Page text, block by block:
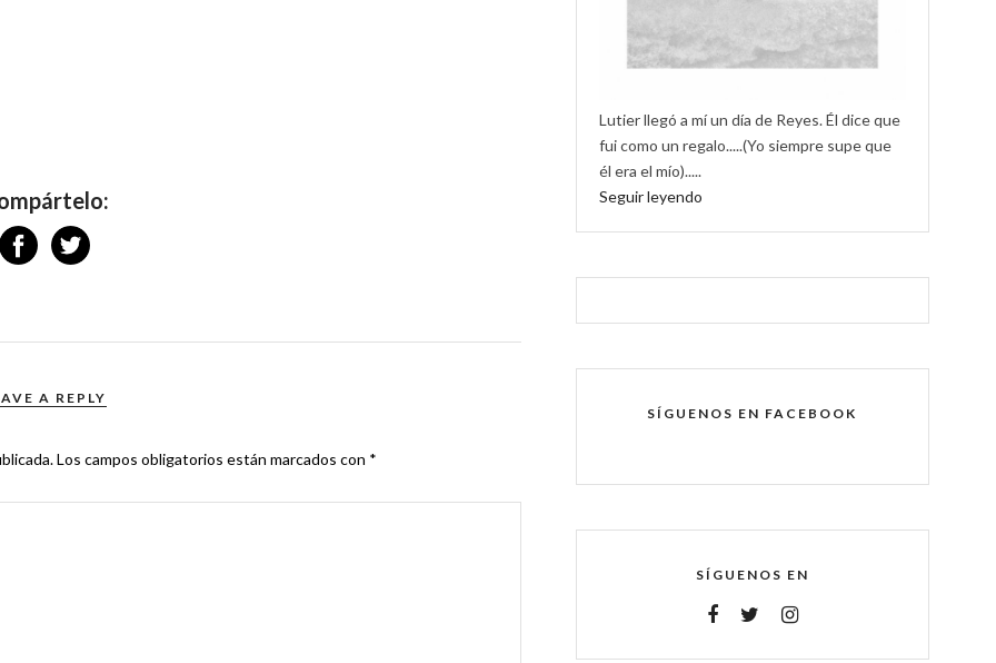
A REPLY
Los campos obligatorios están marcados con *
Lutier llegó a mí un día de Reyes. Él dice que
fui como un regalo.....(Yo siempre supe que
él era el mío).....
Seguir leyendo
SÍGUENOS EN FACEBOOK
SÍGUENOS EN